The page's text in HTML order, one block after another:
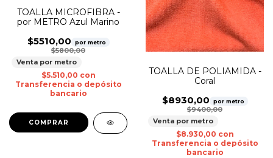
TOALLA MICROFIBRA -
por METRO Azul Marino
$5510,00 por metro
$5800,00
Venta por metro
$5.510,00 con
Transferencia o depósito
bancario
TOALLA DE POLIAMIDA -
Coral
$8930,00 por metro
$9400,00
Venta por metro
$8.930,00 con
Transferencia o depósito
bancario